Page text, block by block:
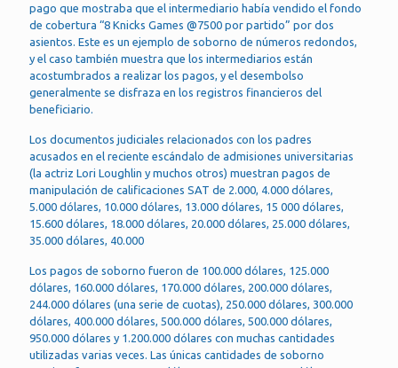
pago que mostraba que el intermediario había vendido el fondo
de cobertura “8 Knicks Games @7500 por partido” por dos
asientos. Este es un ejemplo de soborno de números redondos,
y el caso también muestra que los intermediarios están
acostumbrados a realizar los pagos, y el desembolso
generalmente se disfraza en los registros financieros del
beneficiario.
Los documentos judiciales relacionados con los padres
acusados en el reciente escándalo de admisiones universitarias
(la actriz Lori Loughlin y muchos otros) muestran pagos de
manipulación de calificaciones SAT de 2.000, 4.000 dólares,
5.000 dólares, 10.000 dólares, 13.000 dólares, 15 000 dólares,
15.600 dólares, 18.000 dólares, 20.000 dólares, 25.000 dólares,
35.000 dólares, 40.000
Los pagos de soborno fueron de 100.000 dólares, 125.000
dólares, 160.000 dólares, 170.000 dólares, 200.000 dólares,
244.000 dólares (una serie de cuotas), 250.000 dólares, 300.000
dólares, 400.000 dólares, 500.000 dólares, 500.000 dólares,
950.000 dólares y 1.200.000 dólares con muchas cantidades
utilizadas varias veces. Las únicas cantidades de soborno